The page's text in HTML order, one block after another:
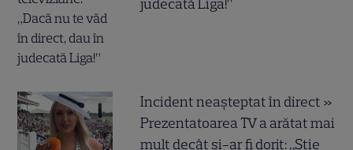
judecată Liga!”
Incident neașteptat în direct »
Prezentatoarea TV a arătat mai
mult decât și-ar fi dorit: „Știe